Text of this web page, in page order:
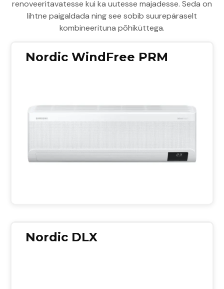
renoveeritavatesse kui ka uutesse majadesse. Seda on
lihtne paigaldada ning see sobib suurepäraselt
kombineerituna põhiküttega.
Nordic WindFree PRM
Nordic DLX